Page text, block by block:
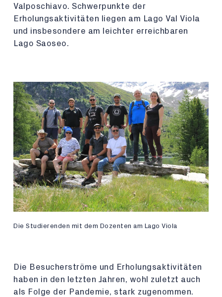
Valposchiavo. Schwerpunkte der
Erholungsaktivitäten liegen am Lago Val Viola
und insbesondere am leichter erreichbaren
Lago Saoseo.
Die Studierenden mit dem Dozenten am Lago Viola
Die Besucherströme und Erholungsaktivitäten
haben in den letzten Jahren, wohl zuletzt auch
als Folge der Pandemie, stark zugenommen.